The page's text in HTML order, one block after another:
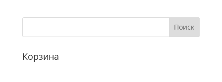
Корзина